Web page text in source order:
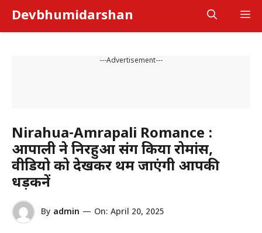
content
Devbhumidarshan
---Advertisement---
Nirahua-Amrapali Romance :
आम्रपाली ने निरहुआ संग किया रोमांस,
वीडियो को देखकर थम जाएंगी आपकी
धड़कनें
By admin — On: April 20, 2025